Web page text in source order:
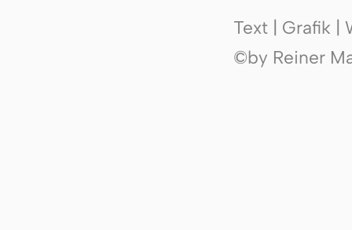
Text | Grafik |
©by Reiner